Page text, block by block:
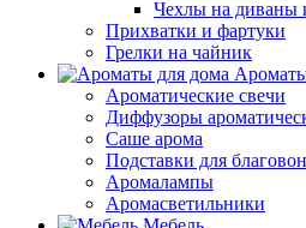
Чехлы на диваны
Прихватки и фартуки
Грелки на чайник
Ароматические свечи
Диффузоры
Саше арома
Подставки для
Аромалампы
Аромасветильники